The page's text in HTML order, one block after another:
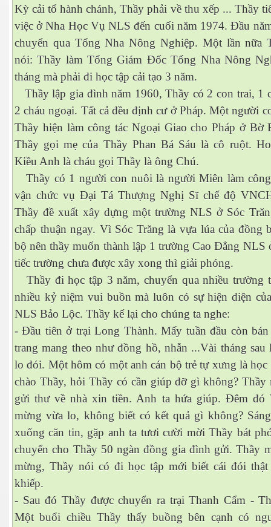
Kỳ cải tổ hành chánh, Thầy phải về thu xếp ... Thầy
việc ở Nha Học Vụ NLS đến cuối năm 1974. Đầu
chuyển qua Tổng Nha Nông Nghiệp. Một lần nữa
nói: Thầy làm Tổng Giám Đốc Tổng Nha Nông
tháng mà phải đi học tập cải tạo 3 năm.
Thầy lập gia đình năm 1960, Thầy có 2 con trai, 1
2 cháu ngoại. Tất cả đều định cư ở Pháp. Một người
Thầy hiện làm công tác Ngoại Giao cho Pháp ở Bờ
Thầy gọi mẹ của Thầy Phan Bá Sáu là cô ruột.
Kiều Anh là cháu gọi Thầy là ông Chú.
Thầy có 1 người con nuôi là người Miên làm
vận chức vụ Đại Tá Thượng Nghị Sĩ chế độ
Thầy đề xuất xây dựng một trường NLS ở Sóc
chấp thuận ngay. Vì Sóc Trăng là vựa lúa của đồng
bộ nên thầy muốn thành lập 1 trường Cao Đẳng NLS
tiếc trường chưa được xây xong thì giải phóng.
Thầy đi học tập 3 năm, chuyển qua nhiều trường
nhiều kỷ niệm vui buồn mà luôn có sự hiện diện
NLS Bảo Lộc. Thầy kể lại cho chúng ta nghe:
- Đầu tiên ở trại Long Thành. Mấy tuần đầu còn
trang mang theo như đồng hồ, nhẫn ...Vài tháng sau
lo đói. Một hôm có một anh cán bộ trẻ tự xưng là
chào Thầy, hỏi Thầy có cần giúp đỡ gì không? Thầy
gửi thư về nhà xin tiền. Anh ta hứa giúp. Đêm đó
mừng vừa lo, không biết có kết quả gì không?
xuống căn tin, gặp anh ta tươi cười mời Thầy bát
chuyển cho Thầy 50 ngàn đồng gia đình gửi. Thầy
mừng, Thầy nói có đi học tập mới biết cái đói
khiếp.
- Sau đó Thầy được chuyển ra trại Thanh Cẩm -
Một buổi chiều Thầy thấy buồng bên cạnh có
giới
Trí